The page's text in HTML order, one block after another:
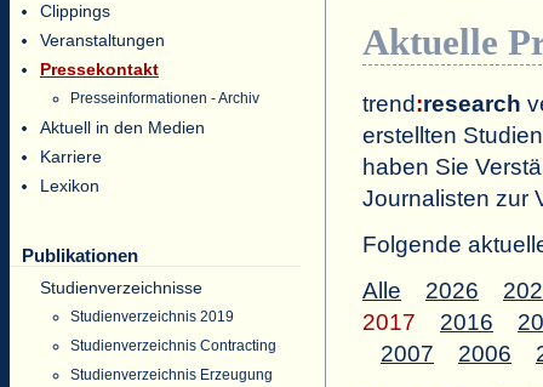
Clippings
Veranstaltungen
Pressekontakt
Presseinformationen - Archiv
Aktuell in den Medien
Karriere
Lexikon
Publikationen
Studienverzeichnisse
Studienverzeichnis 2019
Studienverzeichnis Contracting
Studienverzeichnis Erzeugung
Aktuelle
trend:research
erstellten
haben Sie
Journalisten zur
Folgende
Alle
2026
2017
2016
2007
2006